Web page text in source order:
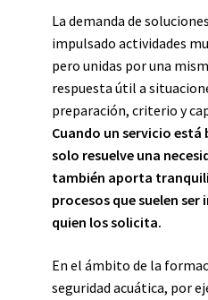
La demanda de
impulsado actividades
pero unidas por una
respuesta útil a
preparación, criterio y
Cuando un servicio
solo resuelve una
también aporta
procesos que suelen
quien los solicita.
En el ámbito de la
seguridad acuática, por